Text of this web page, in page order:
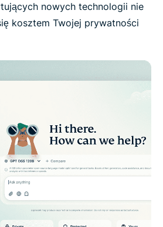
nowych technologii nie
kosztem Twojej prywatności